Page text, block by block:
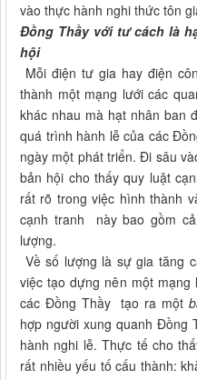
vào thực hành nghi thức tôn
Đồng Thầy với t­­ư cách là
hội
Mỗi điện tư gia hay điện
thành một mạng lưới các
khác nhau mà hạt nhân ban
quá trình hành lễ của các
ngày một phát triển. Đi sâu
bản hội cho thấy quy luật
rất rõ trong việc hình thành
cạnh tranh này bao gồm
lượng.
Về số lượng là sự gia tăng
việc tạo dựng nên một
các Đồng Thầy tạo ra một
hợp người xung quanh Đồng
hành nghi lễ. Thực tế cho
rất nhiều yếu tố cấu thành: